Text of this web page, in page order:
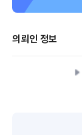
의뢰인 정보